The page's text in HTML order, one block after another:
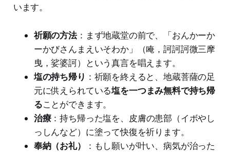
います。
祈願の方法：まず地蔵堂の前で、「おんかーか
ーかびさんまえいそわか」（唵，訶訶訶微三摩
曳，娑婆訶）という真言を唱えます。
塩の持ち帰り ：祈願を終えると、地蔵菩薩の足
元に供えられている塩を一つまみ無料で持ち帰
ることができます。
治療：持ち帰った塩を、皮膚の患部（イボやし
っしんなど）に塗って快復を祈ります。
奉納（お礼）
：もし願いが叶い、病気が治った